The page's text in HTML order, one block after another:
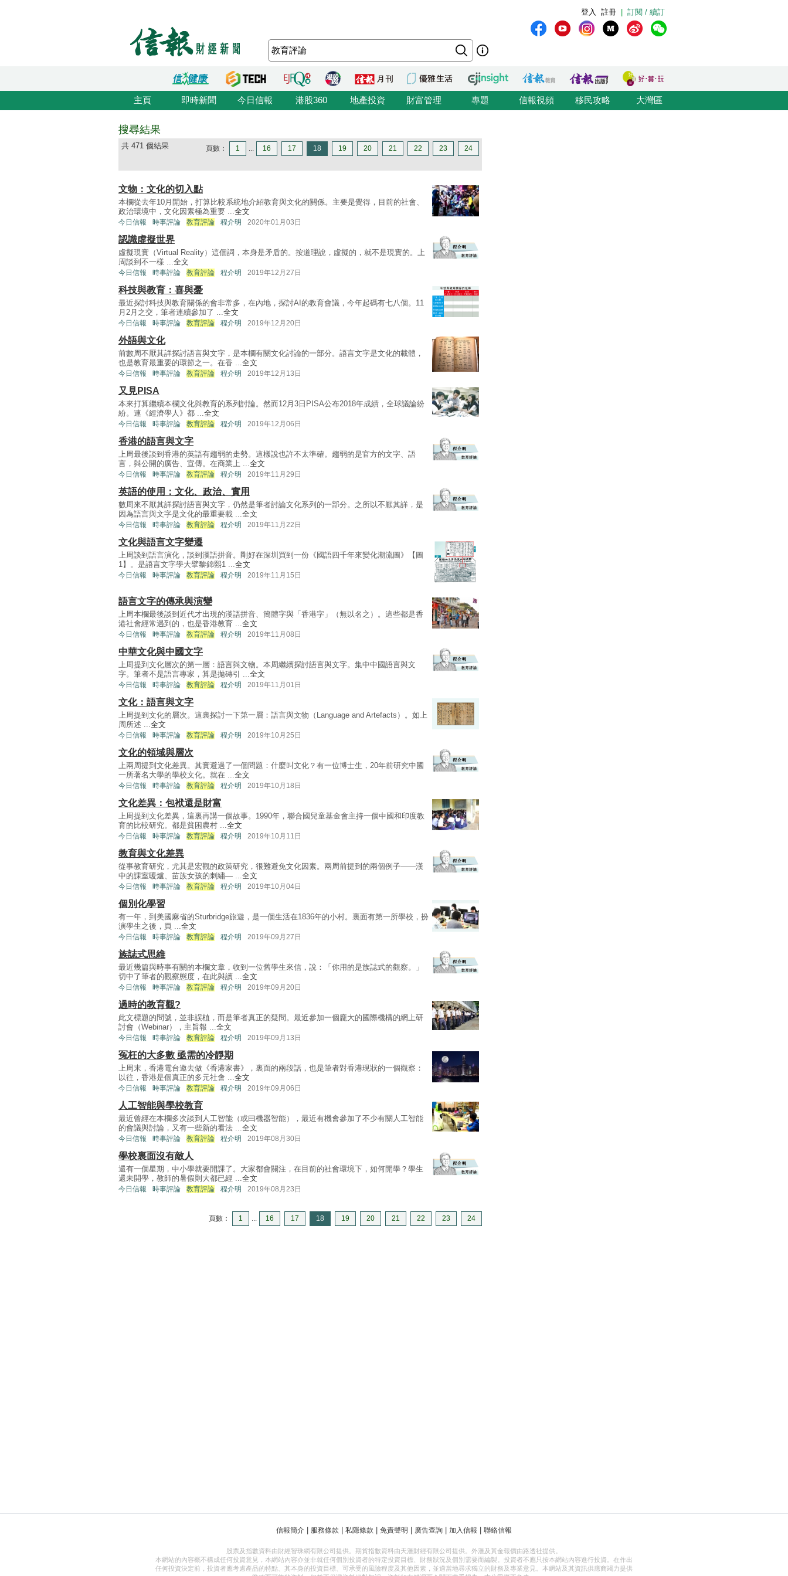
訂閱 / 續訂
註冊
登入
主頁 即時新聞 今日信報 港股360 地產投資 財富管理 專題 信報視頻 移民攻略 大灣區
搜尋結果
共 471 個結果 頁數： 1 ... 16 17 18 19 20 21 22 23 24
文物：文化的切入點
本欄從去年10月開始，打算比較系統地介紹教育與文化的關係。主要是覺得，目前的社會、
政治環境中，文化因素極為重要 ...全文
今日信報 時事評論 教育評論 程介明 2020年01月03日
認識虛擬世界
虛擬現實（Virtual Reality）這個詞，本身是矛盾的。按道理說，虛擬的，就不是現實的。上
周談到不一樣 ...全文
今日信報 時事評論 教育評論 程介明 2019年12月27日
科技與教育：喜與憂
最近探討科技與教育關係的會非常多，在內地，探討AI的教育會議，今年起碼有七八個。11
月2月之交，筆者連續參加了 ...全文
今日信報 時事評論 教育評論 程介明 2019年12月20日
外語與文化
前數周不厭其詳探討語言與文字，是本欄有關文化討論的一部分。語言文字是文化的載體，
也是教育最重要的環節之一。在香 ...全文
今日信報 時事評論 教育評論 程介明 2019年12月13日
又見PISA
本來打算繼續本欄文化與教育的系列討論。然而12月3日PISA公布2018年成績，全球議論紛
紛。連《經濟學人》都 ...全文
今日信報 時事評論 教育評論 程介明 2019年12月06日
香港的語言與文字
上周最後談到香港的英語有趨弱的走勢。這樣說也許不太準確。趨弱的是官方的文字、語
言，與公開的廣告、宣傳。在商業上 ...全文
今日信報 時事評論 教育評論 程介明 2019年11月29日
英語的使用：文化、政治、實用
數周來不厭其詳探討語言與文字，仍然是筆者討論文化系列的一部分。之所以不厭其詳，是
因為語言與文字是文化的最重要載 ...全文
今日信報 時事評論 教育評論 程介明 2019年11月22日
文化與語言文字變遷
上周談到語言演化，談到漢語拼音。剛好在深圳買到一份《國語四千年來變化潮流圖》【圖
1】。是語言文字學大擘黎錦熙1 ...全文
今日信報 時事評論 教育評論 程介明 2019年11月15日
語言文字的傳承與演變
上周本欄最後談到近代才出現的漢語拼音、簡體字與「香港字」（無以名之）。這些都是香
港社會經常遇到的，也是香港教育 ... 全文
今日信報 時事評論 教育評論 程介明 2019年11月08日
中華文化與中國文字
上周提到文化層次的第一層：語言與文物。本周繼續探討語言與文字。集中中國語言與文
字。筆者不是語言專家，算是拋磚引 ... 全文
今日信報 時事評論 教育評論 程介明 2019年11月01日
文化：語言與文字
上周提到文化的層次。這裏探討一下第一層：語言與文物（Language and Artefacts）。如上
周所述 ... 全文
今日信報 時事評論 教育評論 程介明 2019年10月25日
文化的領域與層次
上兩周提到文化差異。其實避過了一個問題：什麼叫文化？有一位博士生，20年前研究中國
一所著名大學的學校文化。就在 ... 全文
今日信報 時事評論 教育評論 程介明 2019年10月18日
文化差異：包袱還是財富
上周提到文化差異，這裏再講一個故事。1990年，聯合國兒童基金會主持一個中國和印度教
育的比較研究。都是貧困農村 ... 全文
今日信報 時事評論 教育評論 程介明 2019年10月11日
教育與文化差異
從事教育研究，尤其是宏觀的政策研究，很難避免文化因素。兩周前提到的兩個例子——漢
中的課室暖爐、苗族女孩的刺繡— ... 全文
今日信報 時事評論 教育評論 程介明 2019年10月04日
個別化學習
有一年，到美國麻省的Sturbridge旅遊，是一個生活在1836年的小村。裏面有第一所學校，扮
演學生之後，買 ... 全文
今日信報 時事評論 教育評論 程介明 2019年09月27日
族誌式思維
最近幾篇與時事有關的本欄文章，收到一位舊學生來信，說：「你用的是族誌式的觀察。」
切中了筆者的觀察態度，在此與讀 ... 全文
今日信報 時事評論 教育評論 程介明 2019年09月20日
過時的教育觀?
此文標題的問號，並非誤植，而是筆者真正的疑問。最近參加一個龐大的國際機構的網上研
討會（Webinar），主旨報 ... 全文
今日信報 時事評論 教育評論 程介明 2019年09月13日
冤枉的大多數 亟需的冷靜期
上周末，香港電台邀去做《香港家書》，裏面的兩段話，也是筆者對香港現狀的一個觀察：
以往，香港是個真正的多元社會 ... 全文
今日信報 時事評論 教育評論 程介明 2019年09月06日
人工智能與學校教育
最近曾經在本欄多次談到人工智能（或曰機器智能），最近有機會參加了不少有關人工智能
的會議與討論，又有一些新的看法 ... 全文
今日信報 時事評論 教育評論 程介明 2019年08月30日
學校裏面沒有敵人
還有一個星期，中小學就要開課了。大家都會關注，在目前的社會環境下，如何開學？學生
還未開學，教師的暑假則大都已經 ... 全文
今日信報 時事評論 教育評論 程介明 2019年08月23日
頁數： 1 16 17 18 19 20 21 22 23 24
信報簡介 服務條款 私隱條款 免責聲明 廣告查詢 加入信報 聯絡信報
股票及指數資料由財經智珠網有限公司提供。期貨指數資料由天滙財經有限公司提供。外滙及黃金報價由路透社提供。
本網站的內容概不構成任何投資意見，本網站內容亦並非就任何個別投資者的特定投資目標、財務狀況及個別需要而編製。投資者不應只按本網站內容進行投資。在作出
任何投資決定前，投資者應考慮產品的特點、其本身的投資目標、可承受的風險程度及其他因素，並適當地尋求獨立的財務及專業意見。本網站及其資訊供應商竭力提供